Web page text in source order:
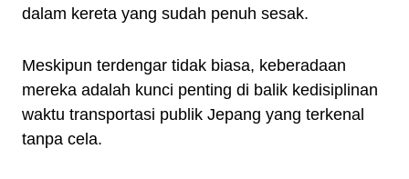
dalam kereta yang sudah penuh sesak.
Meskipun terdengar tidak biasa, keberadaan
mereka adalah kunci penting di balik kedisiplinan
waktu transportasi publik Jepang yang terkenal
tanpa cela.